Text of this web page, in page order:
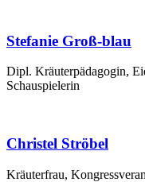
Stefanie Groß-blau
Dipl. Kräu­ter­päd­ago­gin,
Schauspielerin
Christel Ströbel
Kräu­ter­frau,